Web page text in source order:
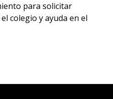
para solicitar
colegio y ayuda en el